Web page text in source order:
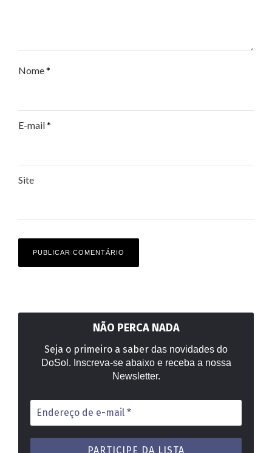
Nome*
E-mail*
Site
NÃO PERCA NADA
Seja o primeiro a saber das novidades do
DoSol. Inscreva-se abaixo e receba a nossa
Newsletter.
Endereço
de
e-
mail